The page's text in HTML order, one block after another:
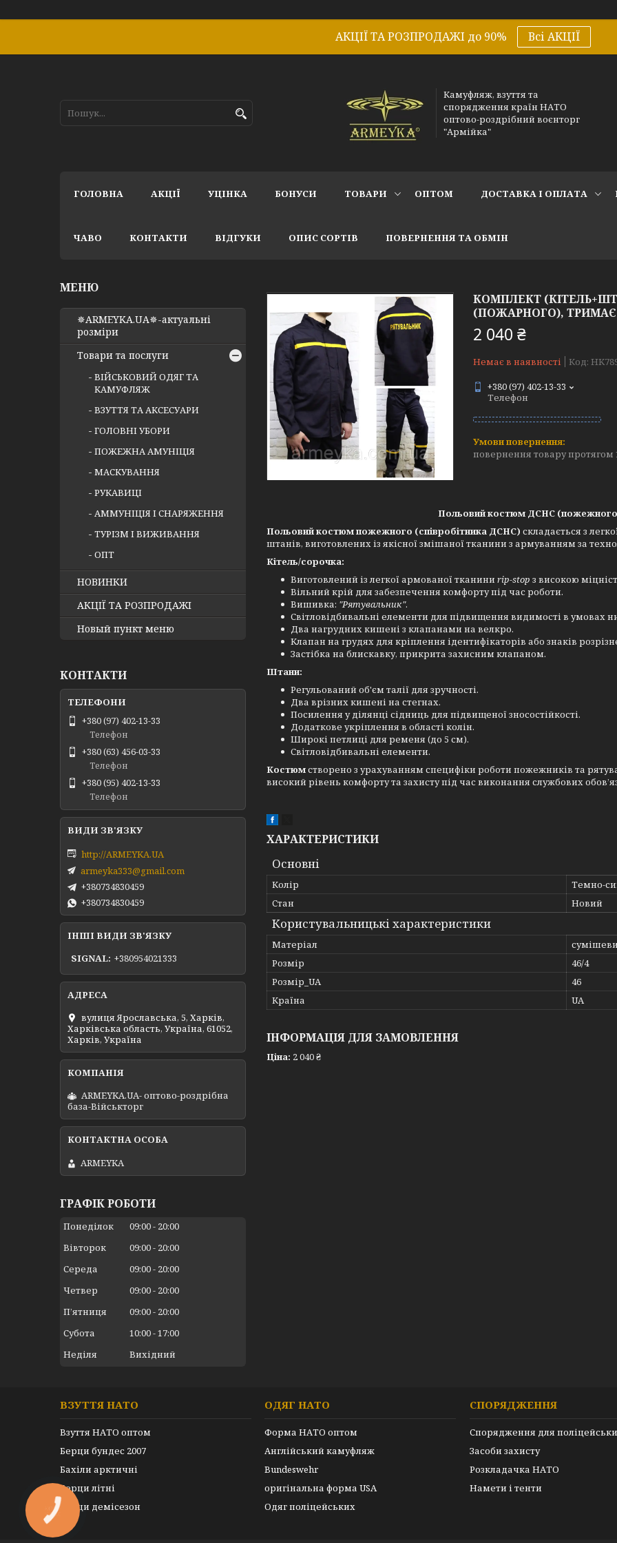
АКЦІЇ ТА РОЗПРОДАЖІ до 90% Всі АКЦІЇ
Камуфляж, взуття та
спорядження країн НАТО
оптово-роздрібний воєнторг
"Армійка"
ГОЛОВНА АКЦІЇ УЦІНКА БОНУСИ ТОВАРИ ОПТОМ ДОСТАВКА І ОПЛАТА
ЧАВО КОНТАКТИ ВІДГУКИ ОПИС СОРТІВ ПОВЕРНЕННЯ ТА ОБМІН
КОМПЛЕКТ
(ПОЖАРНОГО),
2 040 ₴
Немає в наявності Код:
+380 (97) 402-13-33
Телефон
повернення товару протягом
Польовий костюм ДСНС
Польовий костюм пожежного (співробітника ДСНС) складається з
штанів, виготовлених із якісної змішаної тканини з армуванням за
Кітель/сорочка:
Виготовлений із легкої армованої тканини rip-stop з високою
Вільний крій для забезпечення комфорту під час роботи.
Вишивка: "Рятувальник".
Світловідбивальні елементи для підвищення видимості в умовах
Два нагрудних кишені з клапанами на велкро.
Клапан на грудях для кріплення ідентифікаторів або знаків
Застібка на блискавку, прикрита захисним клапаном.
Штани:
Регульований об'єм талії для зручності.
Два врізних кишені на стегнах.
Посилення у ділянці сідниць для підвищеної зносостійкості.
Додаткове укріплення в області колін.
Широкі петлиці для ременя (до 5 см).
Світловідбивальні елементи.
Костюмстворено з урахуванням специфіки роботи пожежників та
високий рівень комфорту та захисту під час виконання службових
ХАРАКТЕРИСТИКИ
Основні
Колір
Темно-
Стан
Новий
Користувальницькі характеристики
Матеріал
Розмір
46/4
Розмір_UA
46
Країна
UA
ІНФОРМАЦІЯ ДЛЯ ЗАМОВЛЕННЯ
Ціна: 2 040 ₴
✵ARMEYKA.UA✵-актуальні
розміри
Товари та послуги
ВІЙСЬКОВИЙ ОДЯГ ТА
КАМУФЛЯЖ
ВЗУТТЯ ТА АКСЕСУАРИ
ГОЛОВНІ УБОРИ
ПОЖЕЖНА АМУНІЦІЯ
МАСКУВАННЯ
РУКАВИЦІ
АММУНІЦІЯ І СНАРЯЖЕННЯ
ТУРІЗМ І ВИЖИВАННЯ
ОПТ
НОВИНКИ
АКЦІЇ ТА РОЗПРОДАЖІ
Новый пункт меню
КОНТАКТИ
+380 (97) 402-13-33
Телефон
+380 (63) 456-03-33
Телефон
+380 (95) 402-13-33
Телефон
http://ARMEYKA.UA
armeyka333@gmail.com
+380734830459
+380734830459
ІНШІ ВИДИ ЗВ'ЯЗКУ
SIGNAL +380954021333
вулиця Ярославська, 5, Харків,
Харківська область, Україна, 61052,
Харків, Україна
ARMEYKA.UA- оптово-роздрібна
база-Військторг
ARMEYKA
ГРАФІК РОБОТИ
Понеділок 09:00
20:00
Вівторок
09:00
20:00
Середа
09:00
20:00
Четвер
09:00
20:00
Пʼятниця
09:00
20:00
Субота
10:00 17:00
Неділя
Вихідний
ВЗУТТЯ НАТО
Взуття НАТО оптом
Берци бундес 2007
Бахіли арктичні
Берци літні
Берци демісезон
ОДЯГ НАТО
Форма НАТО оптом
Англійський камуфляж
Bundeswehr
оригінальна форма USA
Одяг поліцейських
СПОРЯДЖЕННЯ
Спорядження для
Засоби захисту
Розкладачка НАТО
Намети і тенти
КНОПКА
ЗВ'ЯЗКУ